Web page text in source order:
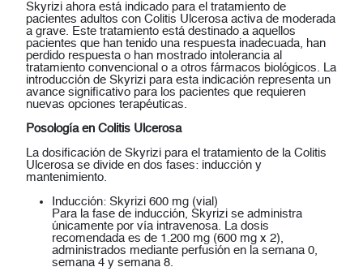
Skyrizi ahora está indicado para el tratamiento de
pacientes adultos con Colitis Ulcerosa activa de moderada
a grave. Este tratamiento está destinado a aquellos
pacientes que han tenido una respuesta inadecuada, han
perdido respuesta o han mostrado intolerancia al
tratamiento convencional o a otros fármacos biológicos. La
introducción de Skyrizi para esta indicación representa un
avance significativo para los pacientes que requieren
nuevas opciones terapéuticas.
Posología en Colitis Ulcerosa
La dosificación de Skyrizi para el tratamiento de la Colitis
Ulcerosa se divide en dos fases: inducción y
mantenimiento.
Inducción: Skyrizi 600 mg (vial)
Para la fase de inducción, Skyrizi se administra
únicamente por vía intravenosa. La dosis
recomendada es de 1.200 mg (600 mg x 2),
administrados mediante perfusión en la semana 0,
semana 4 y semana 8.